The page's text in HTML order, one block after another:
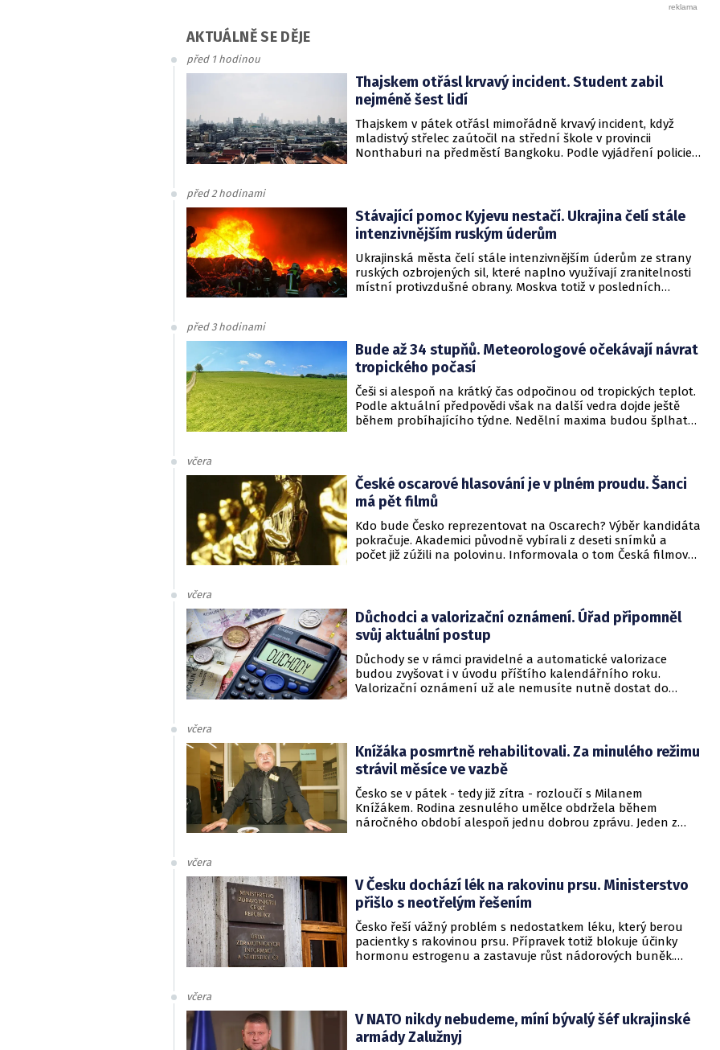
AKTUÁLNĚ SE DĚJE
před 1 hodinou
Thajskem otřásl krvavý incident. Student zabil
nejméně šest lidí
Thajskem v pátek otřásl mimořádně krvavý incident, když
mladistvý střelec zaútočil na střední škole v provincii
Nonthaburi na předměstí Bangkoku. Podle vyjádření policie
před 2 hodinami
Stávající pomoc Kyjevu nestačí. Ukrajina čelí stále
intenzivnějším ruským úderům
Ukrajinská města čelí stále intenzivnějším úderům ze strany
ruských ozbrojených sil, které naplno využívají zranitelnosti
místní protivzdušné obrany. Moskva totiž v posledních
obyvatelstvu dává jen pramalou šanci se včas ukrýt.
před 3 hodinami
Bude až 34 stupňů. Meteorologové očekávají návrat
tropického počasí
Češi si alespoň na krátký čas odpočinou od tropických teplot.
Podle aktuální předpovědi však na další vedra dojde ještě
během probíhajícího týdne. Nedělní maxima budou šplhat
včera
České oscarové hlasování je v plném proudu. Šanci
má pět filmů
Kdo bude Česko reprezentovat na Oscarech? Výběr kandidáta
pokračuje. Akademici původně vybírali z deseti snímků a
počet již zúžili na polovinu. Informovala o tom Česká filmová
včera
Důchodci a valorizační oznámení. Úřad připomněl
svůj aktuální postup
Důchody se v rámci pravidelné a automatické valorizace
budou zvyšovat i v úvodu příštího kalendářního roku.
Valorizační oznámení už ale nemusíte nutně dostat do
včera
Knížáka posmrtně rehabilitovali. Za minulého režimu
strávil měsíce ve vazbě
Česko se v pátek - tedy již zítra - rozloučí s Milanem
Knížákem. Rodina zesnulého umělce obdržela během
náročného období alespoň jednu dobrou zprávu. Jeden z
včera
V Česku dochází lék na rakovinu prsu. Ministerstvo
přišlo s neotřelým řešením
Česko řeší vážný problém s nedostatkem léku, který berou
pacientky s rakovinou prsu. Přípravek totiž blokuje účinky
hormonu estrogenu a zastavuje růst nádorových buněk.
včera
V NATO nikdy nebudeme, míní bývalý šéf ukrajinské
armády Zalužnyj